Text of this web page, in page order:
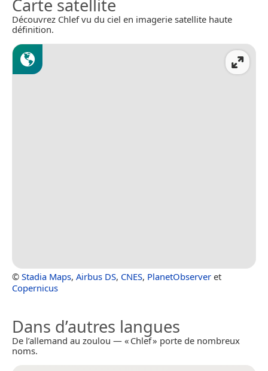
Carte satellite
Découvrez Chlef vu du ciel en imagerie satellite haute
définition.
© Stadia Maps, Airbus DS, CNES, PlanetObserver et
Copernicus
Dans d’autres langues
De l’allemand au zoulou — « Chlef » porte de nombreux
noms.